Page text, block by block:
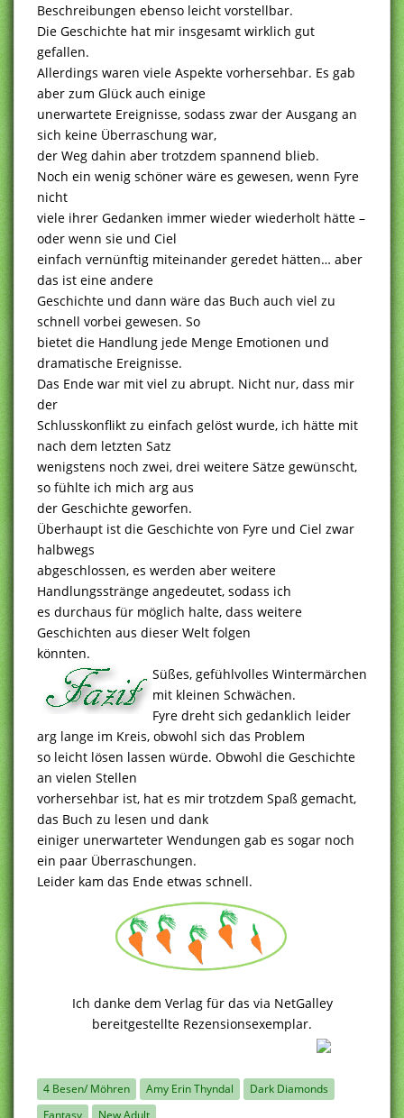
Beschreibungen ebenso leicht vorstellbar.
Die Geschichte hat mir insgesamt wirklich gut
gefallen.
Allerdings waren viele Aspekte vorhersehbar. Es gab
aber zum Glück auch einige
unerwartete Ereignisse, sodass zwar der Ausgang an
sich keine Überraschung war,
der Weg dahin aber trotzdem spannend blieb.
Noch ein wenig schöner wäre es gewesen, wenn Fyre
nicht
viele ihrer Gedanken immer wieder wiederholt hätte –
oder wenn sie und Ciel
einfach vernünftig miteinander geredet hätten… aber
das ist eine andere
Geschichte und dann wäre das Buch auch viel zu
schnell vorbei gewesen. So
bietet die Handlung jede Menge Emotionen und
dramatische Ereignisse.
Das Ende war mit viel zu abrupt. Nicht nur, dass mir
der
Schlusskonflikt zu einfach gelöst wurde, ich hätte mit
nach dem letzten Satz
wenigstens noch zwei, drei weitere Sätze gewünscht,
so fühlte ich mich arg aus
der Geschichte geworfen.
Überhaupt ist die Geschichte von Fyre und Ciel zwar
halbwegs
abgeschlossen, es werden aber weitere
Handlungsstränge angedeutet, sodass ich
es durchaus für möglich halte, dass weitere
Geschichten aus dieser Welt folgen
könnten.
Süßes, gefühlvolles Wintermärchen
mit kleinen Schwächen.
Fyre dreht sich gedanklich leider
arg lange im Kreis, obwohl sich das Problem
so leicht lösen lassen würde. Obwohl die Geschichte
an vielen Stellen
vorhersehbar ist, hat es mir trotzdem Spaß gemacht,
das Buch zu lesen und dank
einiger unerwarteter Wendungen gab es sogar noch
ein paar Überraschungen.
Leider kam das Ende etwas schnell.
Ich danke dem Verlag für das via NetGalley
bereitgestellte Rezensionsexemplar.
4 Besen/ Möhren Amy Erin Thyndal
Dark Diamonds
Fantasy
New Adult